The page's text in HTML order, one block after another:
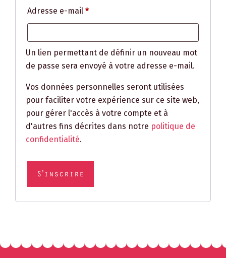
Adresse e-mail *Obligatoire
Un lien permettant de définir un nouveau mot
de passe sera envoyé à votre adresse e-mail.
Vos données personnelles seront utilisées
pour faciliter votre expérience sur ce site web,
pour gérer l'accès à votre compte et à
d'autres fins décrites dans notre politique de
confidentialité.
S’inscrire